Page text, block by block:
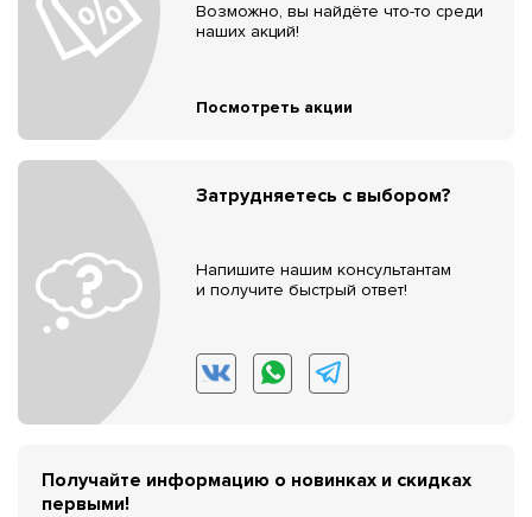
Возможно, вы найдёте что-то среди
наших акций!
Посмотреть акции
Затрудняетесь с выбором?
Напишите нашим консультантам
и получите быстрый ответ!
Получайте информацию о новинках и скидках
первыми!